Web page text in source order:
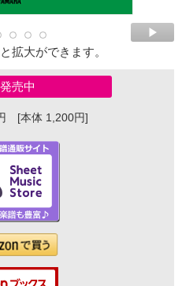
拡大ができます。
売中
[本体 1,200円]